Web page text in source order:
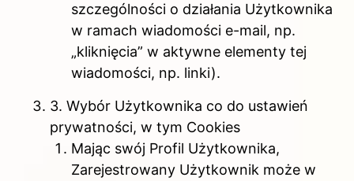
szczególności o działania Użytkownika
w ramach wiadomości e-mail, np.
„kliknięcia” w aktywne elementy tej
wiadomości, np. linki).
3. Wybór Użytkownika co do ustawień
prywatności, w tym Cookies
Mając swój Profil Użytkownika,
Zarejestrowany Użytkownik może w